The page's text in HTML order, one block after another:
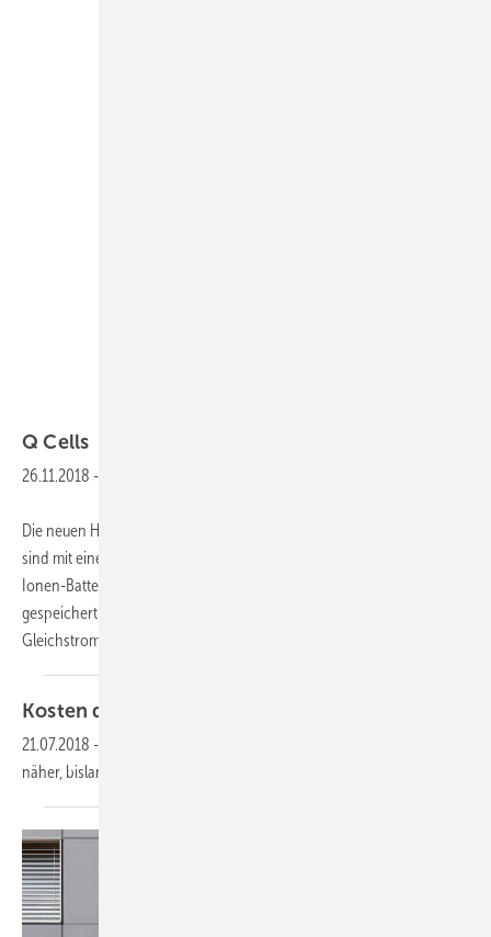
Q Cells
26.11.2018 -
Die neuen Heimspeicher für Solarstromanlagen von Hanwha Q Cells
sind mit einem Hybridwechselrichter ausgestattet, der die Lithium-
Ionen-Batterie lädt und entlädt. Wird mehr Strom produziert als
gespeichert und genutzt werden kann, lässt sich der überschüssige
Gleichstrom der Solaranlage auch
Kosten der Solarstromspeicher sinken
21.07.2018 -
näher, bislang ist sie aber oft noch nicht